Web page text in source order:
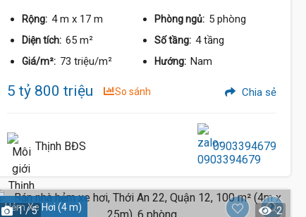
Rộng: 4 m x 17 m Phòng ngủ: 5 phòng
Diện tích: 65 m² Số tầng: 4 tầng
Giá/m²: 73 triệu/m² Hướng: Nam
5 tỷ 800 triệu So sánh Chia sẻ
Thịnh BĐS 0903394679
Hẻm Xe Hơi (4 m)
1 / 5 2